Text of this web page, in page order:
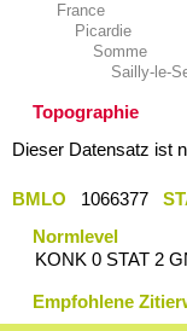
France
Picardie
Somme
Sailly-le-
Topographie
Dieser Datensatz ist
BMLO 1066377
Normlevel
KONK 0 STAT 2
Empfohlene